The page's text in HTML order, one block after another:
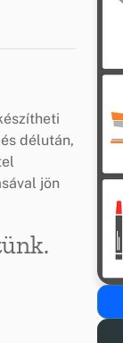
délután,
jön